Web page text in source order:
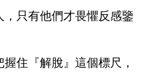
，只有他們才畏懼反感鑒
住『解脫』這個標尺，